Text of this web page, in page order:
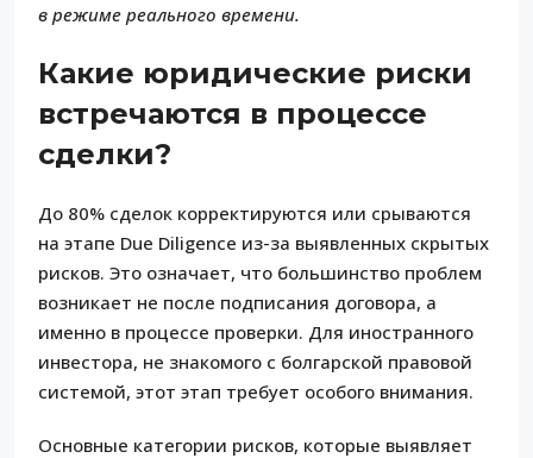
в режиме реального времени.
Какие юридические риски
встречаются в процессе
сделки?
До 80% сделок корректируются или срываются
на этапе Due Diligence из-за выявленных скрытых
рисков. Это означает, что большинство проблем
возникает не после подписания договора, а
именно в процессе проверки. Для иностранного
инвестора, не знакомого с болгарской правовой
системой, этот этап требует особого внимания.
Основные категории рисков, которые выявляет